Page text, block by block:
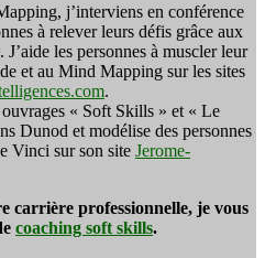
j’interviens en conférence
à relever leurs défis grâce aux
les personnes à muscler leur
et au Mind Mapping sur les sites
.
« Soft Skills » et « Le
Dunod et modélise des personnes
Vinci sur son site Jerome-
carrière professionnelle, je vous
coaching soft skills.